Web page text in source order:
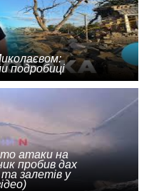
подробиці
атаки на
пробив дах
залетів у